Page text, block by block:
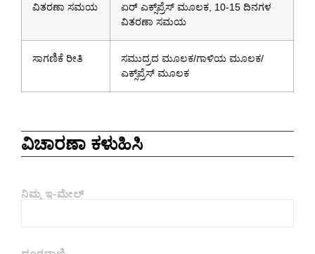
ವಿತರಣಾ ಸಮಯ
ಏರ್ ಎಕ್ಸ್‌ಪ್ರೆಸ್ ಮೂಲಕ, 10-15 ದಿನಗಳ
ವಿತರಣಾ ಸಮಯ
ಸಾಗಣಿಕೆ ರೀತಿ
ಸಮುದ್ರದ ಮೂಲಕ/ಗಾಳಿಯ ಮೂಲಕ/
ಎಕ್ಸ್‌ಪ್ರೆಸ್ ಮೂಲಕ
ವಿಚಾರಣಾ ಕಳುಹಿಸಿ
ನಿಮ್ಮ ಇ-ಮೇಲ್